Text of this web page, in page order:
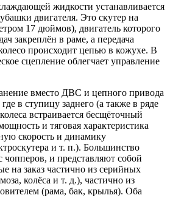
жидкости устанавливается
двигателя. Это скутер на
17 дюймов), двигатель которого
закреплён в раме, а передача
происходит цепью в кожухе. В
сцепление облегчает управление
вместо ДВС и цепного привода
в ступицу заднего (а также в ряде
встраивается бесщёточный
и тяговая характеристика
скорость и динамику
и т. п.). Большинство
чопперов, и представляют собой
на заказ частично из серийных
колёса и т. д.), частично из
(рама, бак, крылья). Оба